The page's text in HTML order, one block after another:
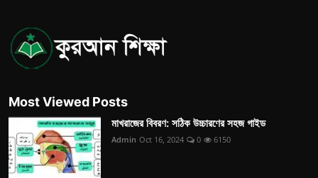
Most Viewed Posts
মাখরাজের বিবরণ: সঠিক উচ্চারণের সহজ গাইড
Admin Oct 16, 2024 0 6150